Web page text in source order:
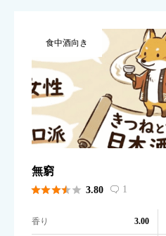
食中酒向き
無窮
 3.80  1
香り 3.00